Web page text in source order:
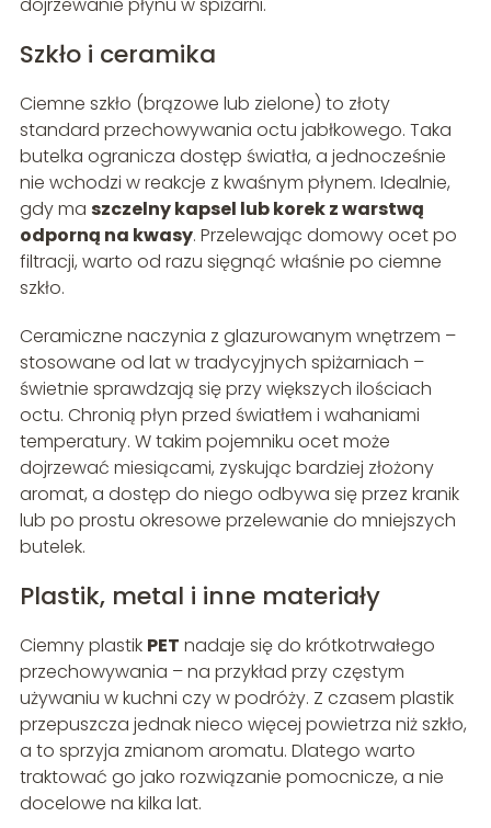
dojrzewanie płynu w spiżarni.
Szkło i ceramika
Ciemne szkło (brązowe lub zielone) to złoty
standard przechowywania octu jabłkowego. Taka
butelka ogranicza dostęp światła, a jednocześnie
nie wchodzi w reakcje z kwaśnym płynem. Idealnie,
gdy ma szczelny kapsel lub korek z warstwą
odporną na kwasy. Przelewając domowy ocet po
filtracji, warto od razu sięgnąć właśnie po ciemne
szkło.
Ceramiczne naczynia z glazurowanym wnętrzem –
stosowane od lat w tradycyjnych spiżarniach –
świetnie sprawdzają się przy większych ilościach
octu. Chronią płyn przed światłem i wahaniami
temperatury. W takim pojemniku ocet może
dojrzewać miesiącami, zyskując bardziej złożony
aromat, a dostęp do niego odbywa się przez kranik
lub po prostu okresowe przelewanie do mniejszych
butelek.
Plastik, metal i inne materiały
Ciemny plastik PET nadaje się do krótkotrwałego
przechowywania – na przykład przy częstym
używaniu w kuchni czy w podróży. Z czasem plastik
przepuszcza jednak nieco więcej powietrza niż szkło,
a to sprzyja zmianom aromatu. Dlatego warto
traktować go jako rozwiązanie pomocnicze, a nie
docelowe na kilka lat.